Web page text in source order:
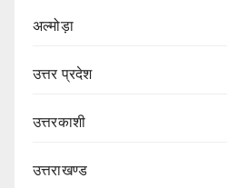
अल्मोड़ा
उत्तर प्रदेश
उत्तरकाशी
उत्तराखण्ड